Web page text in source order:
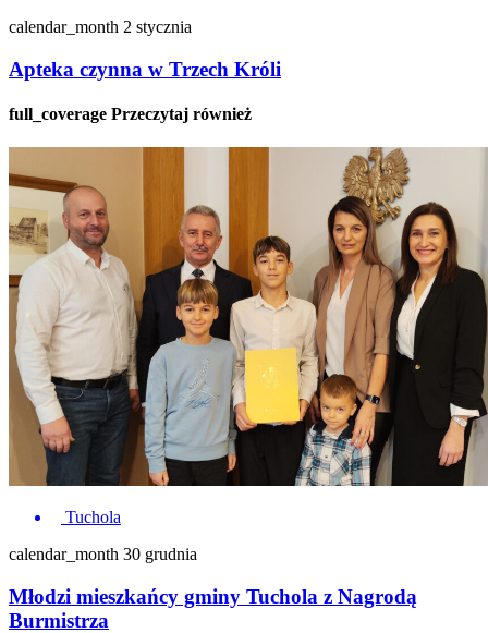
calendar_month 2 stycznia
Apteka czynna w Trzech Króli
full_coverage Przeczytaj również
Tuchola
calendar_month 30 grudnia
Młodzi mieszkańcy gminy Tuchola z Nagrodą
Burmistrza